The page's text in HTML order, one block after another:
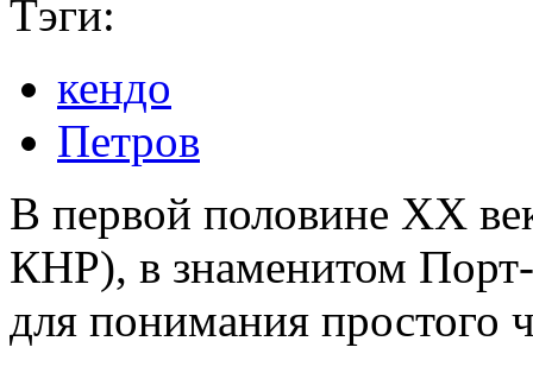
Тэги:
кендо
Петров
В первой половине ХХ
КНР), в знаменитом
для понимания простого